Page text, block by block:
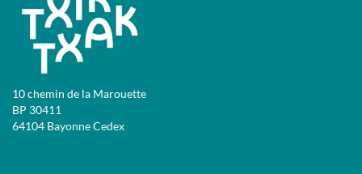
10 chemin de la Marouette
BP 30411
64104 Bayonne Cedex